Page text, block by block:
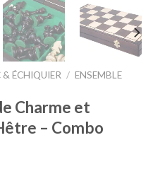
& ÉCHIQUIER / ENSEMBLE
Charme et
– Combo